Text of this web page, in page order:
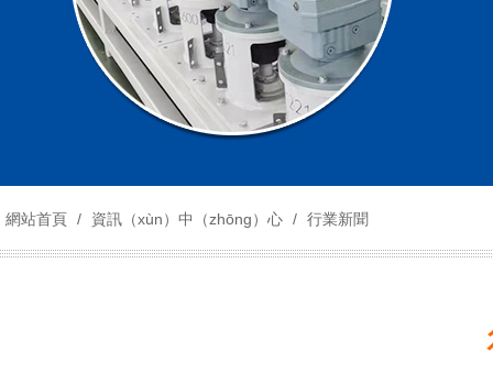
網站首頁 / 資訊（xùn）中（zhōng）心 / 行業新聞